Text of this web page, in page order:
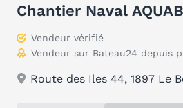
Chantier Naval
Vendeur vérifié
Vendeur sur Bateau24 depuis
Route des Iles 44, 1897 Le